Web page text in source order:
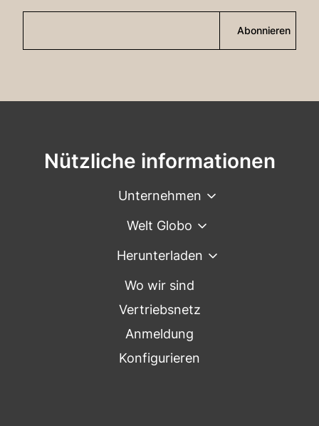
Abonnieren
Nützliche informationen
Unternehmen
Welt Globo
Herunterladen
Wo wir sind
Vertriebsnetz
Anmeldung
Konfigurieren